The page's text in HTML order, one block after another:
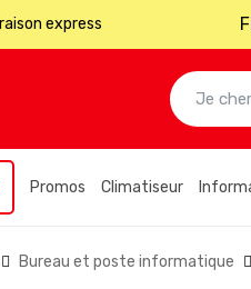
express
Promos Climatiseur
Bureau et poste informatique